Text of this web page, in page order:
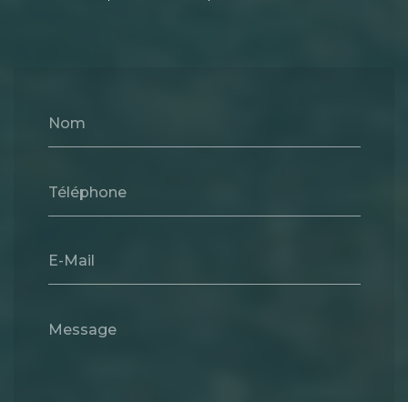
Nom
Téléphone
E-Mail
Message